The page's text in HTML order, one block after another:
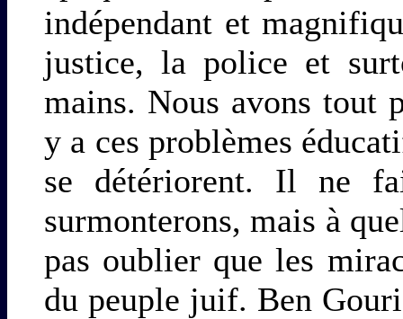
indépendant et
justice, la police et
mains. Nous avons tout
y a ces problèmes
se détériorent. Il ne
surmonterons, mais à
pas oublier que les
du peuple juif. Ben